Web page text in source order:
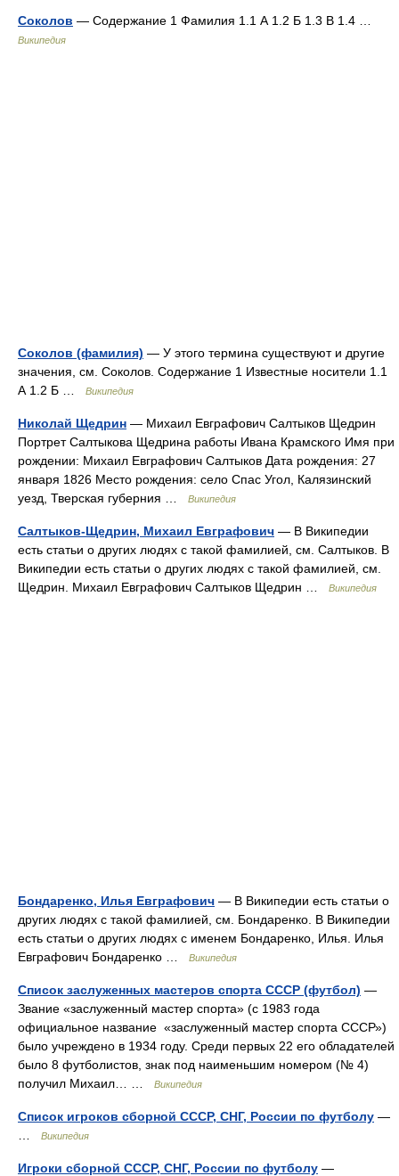
Соколов — Содержание 1 Фамилия 1.1 А 1.2 Б 1.3 В 1.4 …
Википедия
Соколов (фамилия) — У этого термина существуют и другие
значения, см. Соколов. Содержание 1 Известные носители 1.1
А 1.2 Б …
Википедия
Николай Щедрин — Михаил Евграфович Салтыков Щедрин
Портрет Салтыкова Щедрина работы Ивана Крамского Имя при
рождении: Михаил Евграфович Салтыков Дата рождения: 27
января 1826 Место рождения: село Спас Угол, Калязинский
уезд, Тверская губерния …
Википедия
Салтыков-Щедрин, Михаил Евграфович — В Википедии
есть статьи о других людях с такой фамилией, см. Салтыков. В
Википедии есть статьи о других людях с такой фамилией, см.
Щедрин. Михаил Евграфович Салтыков Щедрин …
Википедия
Бондаренко, Илья Евграфович — В Википедии есть статьи о
других людях с такой фамилией, см. Бондаренко. В Википедии
есть статьи о других людях с именем Бондаренко, Илья. Илья
Евграфович Бондаренко …
Википедия
Список заслуженных мастеров спорта СССР (футбол) —
Звание «заслуженный мастер спорта» (с 1983 года
официальное название «заслуженный мастер спорта СССР»)
было учреждено в 1934 году. Среди первых 22 его обладателей
было 8 футболистов, знак под наименьшим номером (№ 4)
получил Михаил… …
Википедия
Список игроков сборной СССР, СНГ, России по футболу —
Википедия
Игроки сборной СССР, СНГ, России по футболу —